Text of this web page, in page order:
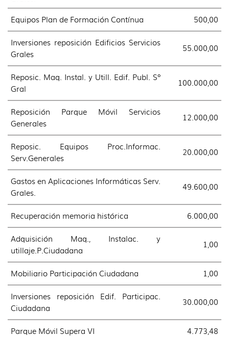
Equipos Plan de Formación Contínua 500,00
Inversiones reposición Edificios Servicios
Grales
55.000,00
Reposic. Maq. Instal. y Utill. Edif. Publ. Sº
Gral
100.000,00
Reposición Parque Móvil Servicios
Generales
12.000,00
Reposic. Equipos Proc.Informac.
Serv.Generales
20.000,00
Gastos en Aplicaciones Informáticas Serv.
Grales.
49.600,00
Recuperación memoria histórica 6.000,00
Adquisición Maq., Instalac. y
utillaje.P.Ciudadana
1,00
Mobiliario Participación Ciudadana 1,00
Inversiones reposición Edif. Participac.
Ciudadana
30.000,00
Parque Móvil Supera VI 4.773,48